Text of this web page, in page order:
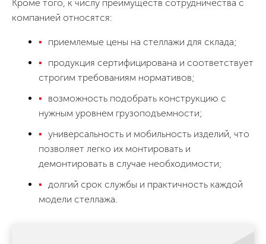
Кроме того, к числу преимуществ сотрудничества с
компанией относятся:
приемлемые цены на стеллажи для склада;
продукция сертифицирована и соответствует
строгим требованиям нормативов;
возможность подобрать конструкцию с
нужным уровнем грузоподъемности;
универсальность и мобильность изделий, что
позволяет легко их монтировать и
демонтировать в случае необходимости;
долгий срок службы и практичность каждой
модели стеллажа.